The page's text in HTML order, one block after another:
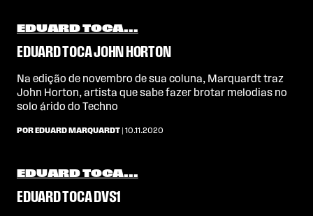
EDUARD TOCA...
EDUARD TOCA JOHN HORTON
Na edição de novembro de sua coluna, Marquardt traz
John Horton, artista que sabe fazer brotar melodias no
solo árido do Techno
POR EDUARD MARQUARDT | 10.11.2020
EDUARD TOCA...
EDUARD TOCA DVS1